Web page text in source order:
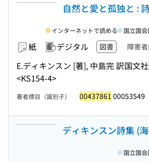
自然と愛と孤独と :
紙 デジタル 図書 障害
E.ディキンスン [著], 中島完 訳国文社
<KS154-4>
インターネットで読める 国立国
著者標目（識別子） 00437861 00053549
ディキンスン詩集 (
国立国